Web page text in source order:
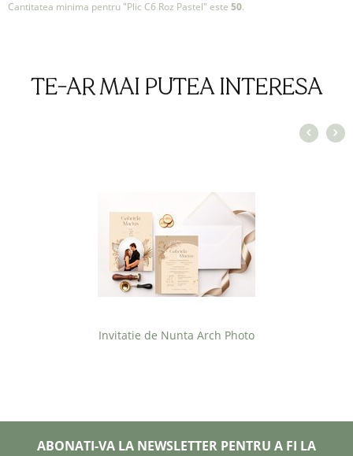
Cantitatea minima pentru "Plic C6 Roz Pastel" este 50.
TE-AR MAI PUTEA INTERESA
Invitatie de Nunta Arch Photo
ABONATI-VA LA NEWSLETTER PENTRU A FI LA